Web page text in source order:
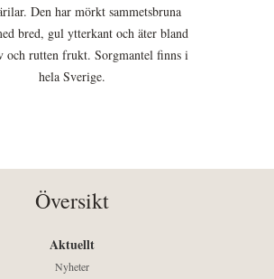
Den har mörkt sammetsbruna
bred, gul ytterkant och äter bland
och rutten frukt. Sorgmantel finns i
hela Sverige.
Översikt
Aktuellt
Nyheter